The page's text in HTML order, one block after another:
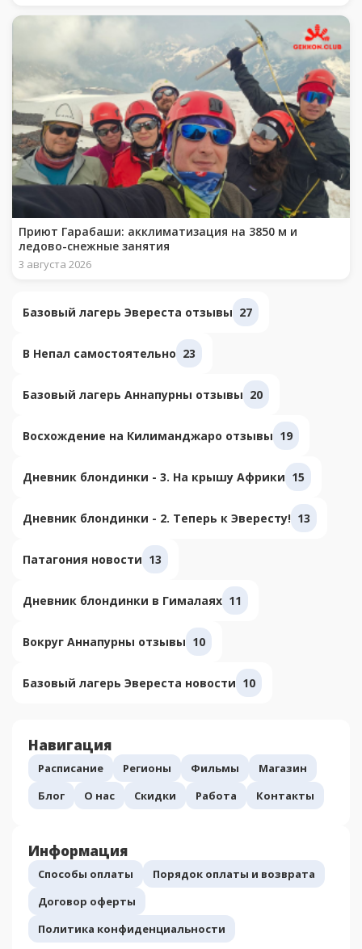
Приют Гарабаши: акклиматизация на 3850 м и
ледово-снежные занятия
3 августа 2026
Базовый лагерь Эвереста отзывы 27
В Непал самостоятельно 23
Базовый лагерь Аннапурны отзывы 20
Восхождение на Килиманджаро отзывы 19
Дневник блондинки - 3. На крышу Африки 15
Дневник блондинки - 2. Теперь к Эвересту! 13
Патагония новости 13
Дневник блондинки в Гималаях 11
Вокруг Аннапурны отзывы 10
Базовый лагерь Эвереста новости 10
Навигация
Расписание Регионы Фильмы
Магазин
Блог
О нас Скидки Работа Контакты
Информация
Способы оплаты
Порядок оплаты и возврата
Договор оферты
Политика конфиденциальности